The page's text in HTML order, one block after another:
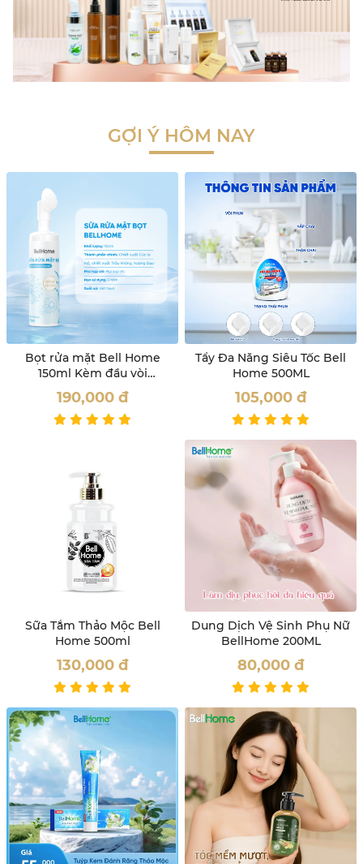
GỢI Ý HÔM NAY
Bọt rửa mặt Bell Home
150ml Kèm đầu vòi
Massage
190,000 đ
Tẩy Đa Năng Siêu Tốc Bell
Home 500ML
105,000 đ
Sữa Tắm Thảo Mộc Bell
Home 500ml
130,000 đ
Dung Dịch Vệ Sinh Phụ Nữ
BellHome 200ML
80,000 đ